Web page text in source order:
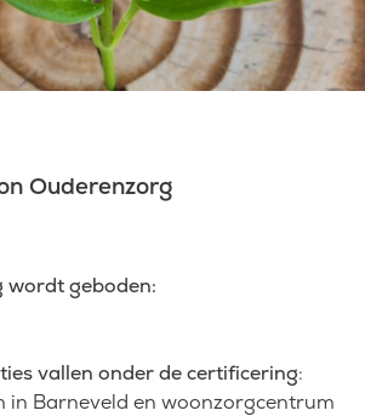
Ouderenzorg
wordt geboden:
vallen onder de certificering:
in Barneveld en woonzorgcentrum